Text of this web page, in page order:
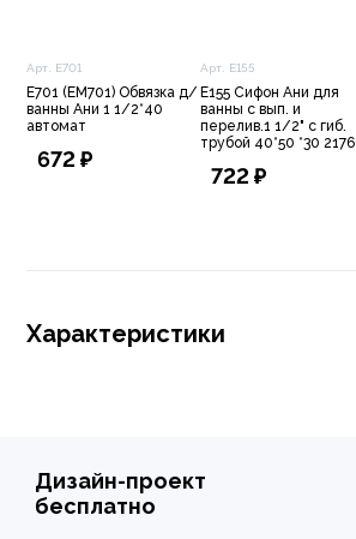
Арт. E701
E701 (ЕМ701) Обвязка д/
ванны Ани 1 1/2*40
автомат
672 ₽
Арт. E155
E155 Сифон Ани для
ванны с вып. и
перелив.1 1/2" с гиб.
трубой 40*50 *30 2176
722 ₽
Характеристики
Дизайн-проект
бесплатно